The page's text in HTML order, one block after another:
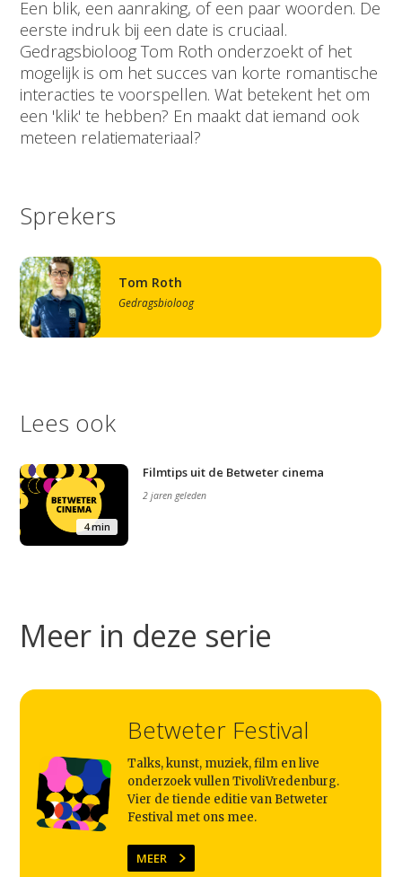
Studium Generale
Home
Agenda
Video
Een blik, een aanraking, of een paar woorden. De
eerste indruk bij een date is cruciaal.
Gedragsbioloog Tom Roth onderzoekt of het
mogelijk is om het succes van korte romantische
interacties te voorspellen. Wat betekent het om
een 'klik' te hebben? En maakt dat iemand ook
meteen relatiemateriaal?
Sprekers
Tom Roth
Gedragsbioloog
Lees ook
4 min
Filmtips uit de Betweter cinema
2 jaren geleden
Meer in deze serie
Betweter Festival
Talks, kunst, muziek, film en live
onderzoek vullen TivoliVredenburg.
Vier de tiende editie van Betweter
Festival met ons mee.
MEER